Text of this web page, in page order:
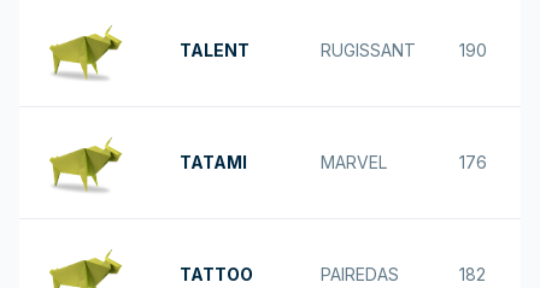
TALENT RUGISSANT 190
TATAMI MARVEL 176
TATTOO PAIREDAS 182